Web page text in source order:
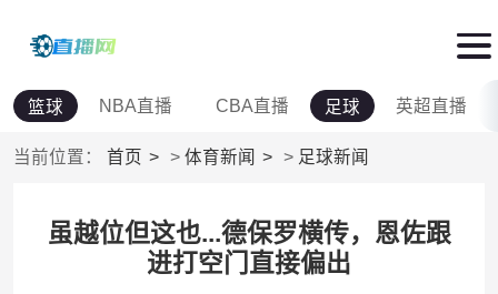
篮球 NBA直播 CBA直播 足球 英超直播
当前位置： 首页 > 体育新闻 > 足球新闻
虽越位但这也...德保罗横传，恩佐跟
进打空门直接偏出